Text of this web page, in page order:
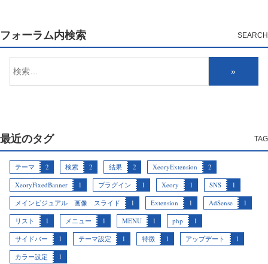
フォーラム内検索
最近のタグ
テーマ 2 検索 2 結果 2 XeoryExtension
2
XeoryFixedBanner
1 プラグイン 1 Xeory 1 SNS
1
メインビジュアル 画像 スライド
1 Extension 1 AdSense
1
リスト
1 メニュー 1 MENU 1 php
1
サイドバー
1 テーマ設定 1 特徴 1 アップデート
1
カラー設定
1